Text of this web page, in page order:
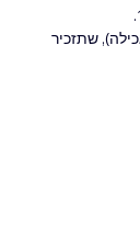
שתזכיר